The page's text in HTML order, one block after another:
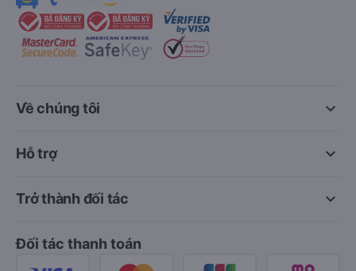
keyboard_arrow_down
Về chúng tôi
keyboard_arrow_down
Hỗ trợ
keyboard_arrow_down
Trở thành đối tác
Đối tác thanh toán